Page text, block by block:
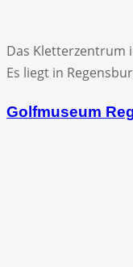
Das Kletterzentrum
Es liegt in
Golfmuseum